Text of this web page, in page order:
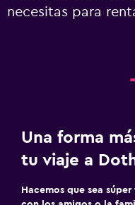
necesitas para
Una forma
tu viaje a
Hacemos que sea